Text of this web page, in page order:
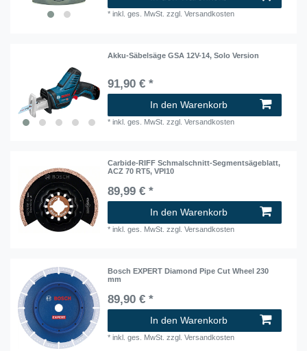
*inkl. ges. MwSt. zzgl.Versandkosten
Akku-Säbelsäge GSA 12V-14, Solo Version
91,90 € *
In den Warenkorb
*inkl. ges. MwSt. zzgl.Versandkosten
Carbide-RIFF Schmalschnitt-Segmentsägeblatt,
ACZ 70 RT5, VPI10
89,99 € *
In den Warenkorb
*inkl. ges. MwSt. zzgl.Versandkosten
Bosch EXPERT Diamond Pipe Cut Wheel 230
mm
89,90 € *
In den Warenkorb
*inkl. ges. MwSt. zzgl.Versandkosten